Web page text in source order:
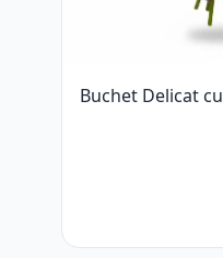
Buchet Delicat cu